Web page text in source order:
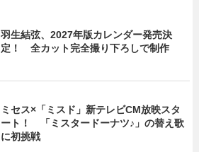
羽生結弦、2027年版カレンダー発売決
定！ 全カット完全撮り下ろしで制作
ミセス×「ミスド」新テレビCM放映スタ
ート！ 「ミスタードーナツ♪」の替え歌
に初挑戦